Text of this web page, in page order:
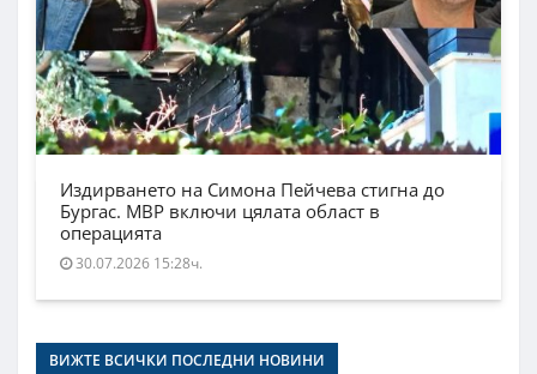
Издирването на Симона Пейчева стигна до
Бургас. МВР включи цялата област в
операцията
30.07.2026 15:28ч.
ВИЖТЕ ВСИЧКИ ПОСЛЕДНИ НОВИНИ